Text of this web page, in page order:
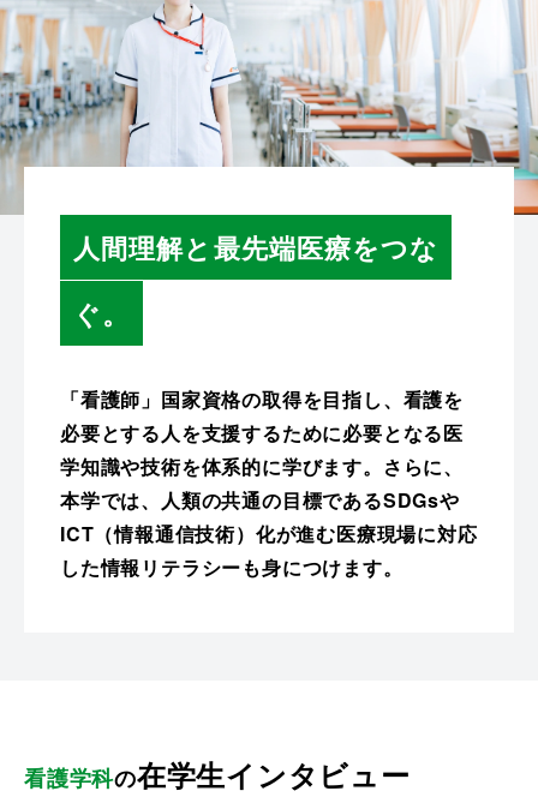
人間理解と最先端医療をつな
ぐ。
「看護師」国家資格の取得を目指し、看護を
必要とする人を支援するために必要となる医
学知識や技術を体系的に学びます。さらに、
本学では、人類の共通の目標であるSDGsや
ICT（情報通信技術）化が進む医療現場に対応
した情報リテラシーも身につけます。
看護学科の在学生インタビュー